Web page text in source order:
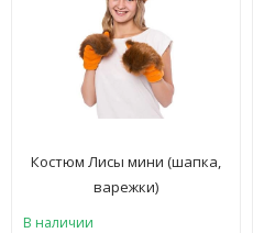
Костюм Лисы мини (шапка,
варежки)
В наличии